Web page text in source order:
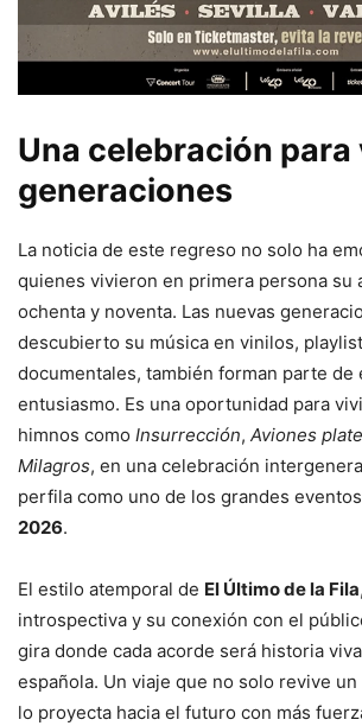
Una celebración para
generaciones
La noticia de este regreso no solo ha
quienes vivieron en primera persona su
ochenta y noventa. Las nuevas
descubierto su música en vinilos,
documentales, también forman parte de
entusiasmo. Es una oportunidad para
himnos como Insurrección, Aviones
Milagros, en una celebración
perfila como uno de los grandes
2026.
El estilo atemporal de El Último de la Fila
introspectiva y su conexión con el
gira donde cada acorde será historia
española. Un viaje que no solo revive
lo proyecta hacia el futuro con más